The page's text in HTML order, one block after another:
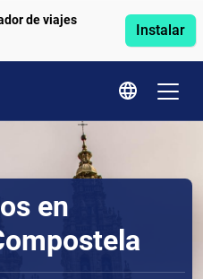
de viajes
Instalar
en